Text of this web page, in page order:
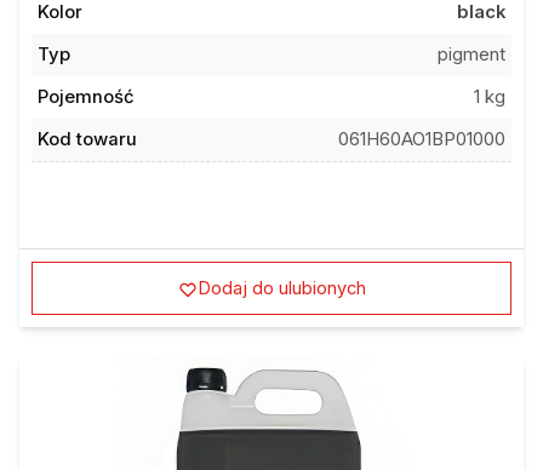
Kolor
black
Typ
pigment
Pojemność
1 kg
Kod towaru
061H60AO1BP01000
Dodaj do ulubionych